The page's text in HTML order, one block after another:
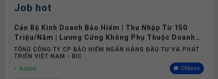
Job hot
Cán Bộ Kinh Doanh Bảo Hiểm | Thu Nhập Từ 150
Triệu/Năm | Lương Cứng Không Phụ Thuộc Doanh
Số
TỔNG CÔNG TY CP BẢO HIỂM NGÂN HÀNG ĐẦU TƯ VÀ PHÁT
TRIỂN VIỆT NAM - BIC
Active OMess